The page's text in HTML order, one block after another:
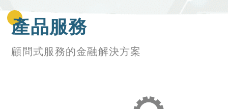
產品服務
顧問式服務的金融解決方案